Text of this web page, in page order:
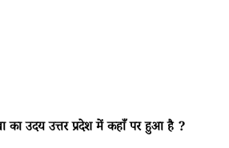
का उदय उत्तर प्रदेश में कहाँ पर हुआ है ?